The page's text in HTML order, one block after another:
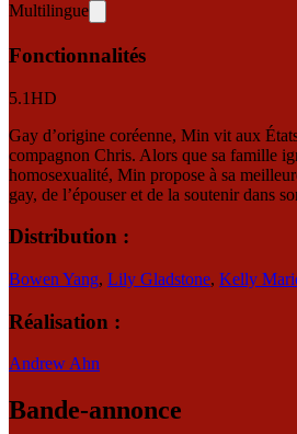
Multilingue
Fonctionnalités
5.1HD
Gay d’origine coréenne, Min vit aux
compagnon Chris. Alors que sa famille
homosexualité, Min propose à sa
gay, de l’épouser et de la soutenir dans
Distribution :
Bowen Yang, Lily Gladstone, Kelly
Réalisation :
Andrew Ahn
Bande-annonce